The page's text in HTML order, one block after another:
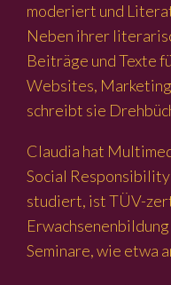
moderiert und
Neben ihrer
Beiträge und Texte
Websites,
schreibt sie
Claudia hat
Social
studiert, ist TÜV-
Seminare, wie etwa